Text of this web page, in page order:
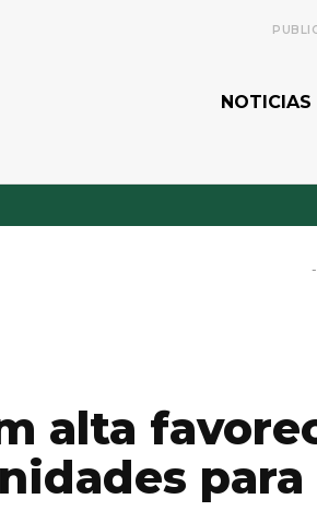
NOTICIAS
alta